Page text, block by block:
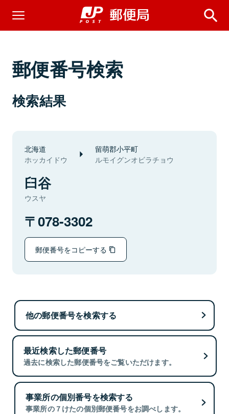
郵便番号検索
検索結果
北海道
ホッカイドウ
留萌郡小平町
ルモイグンオビラチョウ
臼谷
ウスヤ
078-3302
郵便番号をコピーする
他の郵便番号を検索する
最近検索した郵便番号
過去に検索した郵便番号をご覧いただけます。
事業所の個別番号を検索する
事業所の７けたの個別郵便番号をお調べします。